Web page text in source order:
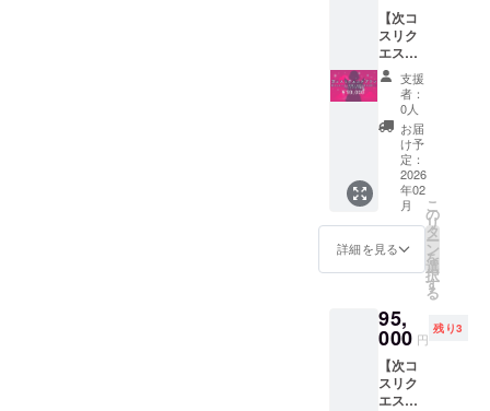
ンロー
ドURL
をメー
ルにて
送付さ
せてい
ただき
ます ※
アクリ
ルスタ
ンドは
100mm
×150m
ズを予
定して
す ※3次
元オリ
ジナル
コスプ
レ動画
は1分前
です ※2
次元イ
ラスト
付きボ
イス
メッ
セージ
は1分前
後を予
定して
おり、
制作予
定の
モデル
のイラ
でダウ
ンロー
ドURL
をメー
ルにて
ナル楽
曲 ※共
通あり
がとう
ボイス
は1分前
後を予
定して
おり、
ダウン
ロード
URLを
メール
付させ
ていた
名前の
掲載は
初配信
の際に
テキス
名前記
載
（大）
持ち衣
装の中
からお
好きな
ものを
選んで
いただ
き、ス
タジオ
でその
衣装で
の撮影
をして
いただ
でお
しゃべ
りする
カメラ
マンさ
ん向け
【次コ
スリク
エスト
プラ
ン】 ★
好きな
キャラ
（手持
ち衣装
以外も
OK！）
でスタ
ジオで
撮影 ・
ぷおぷ
おの手
装にな
い場合
も、購
入して
スタジ
オでそ
支援
者：
0人
お届
け予
定：
2026
年02
月
詳細を見る
こ
の
リ
タ
ー
ン
を
選
択
す
る
95,
000 円
残り3
【次コ
スリク
エスト